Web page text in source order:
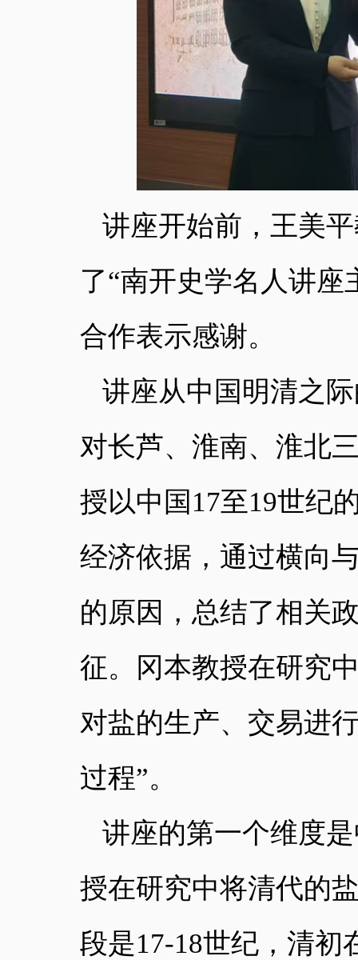
讲座开始前，王美
了“南开史学名人讲座
合作表示感谢。
讲座从中国明清之
对长芦、淮南、淮北
授以中国 17至19世纪
经济依据， 通过横向
的原因 ， 总结了相关
征。冈本教授在研究
对盐的生产、交易进
过程”。
讲座的第一个维度
授在研究中将清代的
段是17-18世纪，清